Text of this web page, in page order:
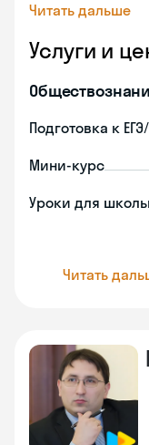
Читать дальше
Услуги и
Подготовка к
Мини-курс
Уроки для
Читать